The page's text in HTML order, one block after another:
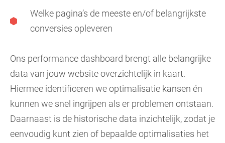
Welke pagina’s de meeste en/of belangrijkste
conversies opleveren
Ons performance dashboard brengt alle belangrijke
data van jouw website overzichtelijk in kaart.
Hiermee identificeren we optimalisatie kansen én
kunnen we snel ingrijpen als er problemen ontstaan.
Daarnaast is de historische data inzichtelijk, zodat je
eenvoudig kunt zien of bepaalde optimalisaties het